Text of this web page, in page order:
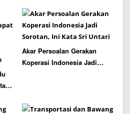
Akar Persoalan Gerakan
Koperasi Indonesia Jadi